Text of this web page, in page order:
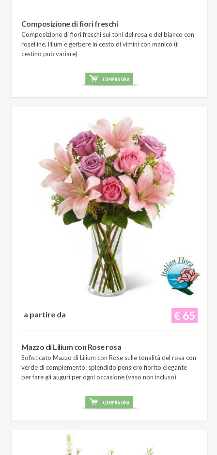
Composizione di fiori freschi
Composizione di fiori freschi sui toni del rosa e del bianco con
roselline, lilium e gerbere in cesto di vimini con manico (il
cestino può variare)
€ 65
a partire da
Mazzo di Lilium con Rose rosa
Sofisticato Mazzo di Lilium con Rose sulle tonalità del rosa con
verde di complemento: splendido pensiero fiorito elegante
per fare gli auguri per ogni occasione (vaso non incluso)